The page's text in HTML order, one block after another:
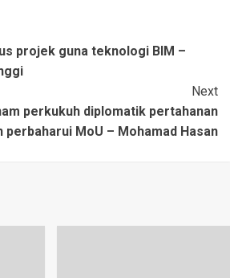
projek guna teknologi BIM –
Next
perkukuh diplomatik pertahanan
perbaharui MoU – Mohamad Hasan